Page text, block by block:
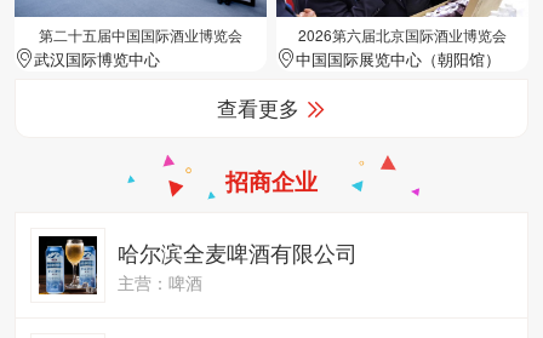
第二十五届中国国际酒业博览会
武汉国际博览中心
2026第六届北京国际酒业博览会
中国国际展览中心（朝阳馆）
查看更多
招商企业
哈尔滨全麦啤酒有限公司
主营：啤酒